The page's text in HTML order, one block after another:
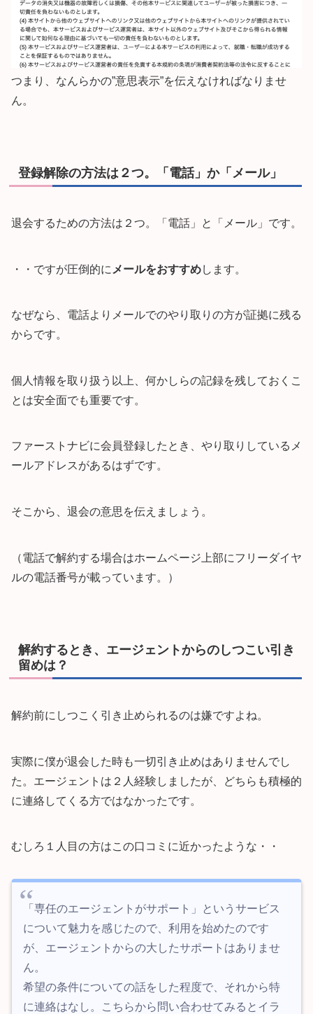
つまり、なんらかの”意思表示”を伝えなければなりませ
ん。
登録解除の方法は２つ。「電話」か「メール」
退会するための方法は２つ。「電話」と「メール」です。
・・ですが圧倒的に メールをおすすめします。
なぜなら、電話よりメールでのやり取りの方が証拠に残る
からです。
個人情報を取り扱う以上、何かしらの記録を残しておくこ
とは安全面でも重要です。
ファーストナビに会員登録したとき、やり取りしているメ
ールアドレスがあるはずです。
そこから、退会の意思を伝えましょう。
（電話で解約する場合はホームページ上部にフリーダイヤ
ルの電話番号が載っています。）
解約するとき、エージェントからのしつこい引き
留めは？
解約前にしつこく引き止められるのは嫌ですよね。
実際に僕が退会した時も一切引き止めはありませんでし
た。エージェントは２人経験しましたが、どちらも積極的
に連絡してくる方ではなかったです。
むしろ１人目の方はこの口コミに近かったような・・
「専任のエージェントがサポート」というサービス
について魅力を感じたので、利用を始めたのです
が、エージェントからの大したサポートはありませ
ん。
希望の条件についての話をした程度で、それから特
に連絡はなし。こちらから問い合わせてみるとイラ